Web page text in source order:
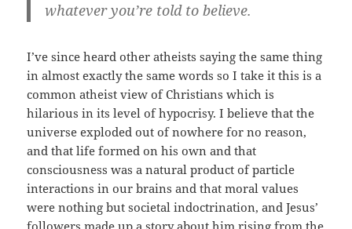
whatever you’re told to believe.
I’ve since heard other atheists saying the same thing
in almost exactly the same words so I take it this is a
common atheist view of Christians which is
hilarious in its level of hypocrisy. I believe that the
universe exploded out of nowhere for no reason,
and that life formed on his own and that
consciousness was a natural product of particle
interactions in our brains and that moral values
were nothing but societal indoctrination, and Jesus’
followers made up a story about him rising from the